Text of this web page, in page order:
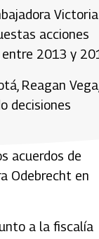
Victoria
acciones
entre 2013 y
Reagan Vega,
decisiones
acuerdos de
Odebrecht en
a la fiscalía